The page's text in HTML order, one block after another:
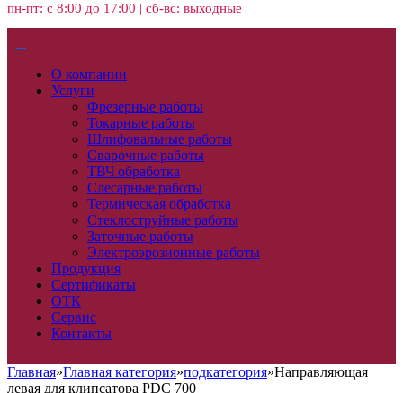
пн-пт: с 8:00 до 17:00 | сб-вс: выходные
О компании
Услуги
Фрезерные работы
Токарные работы
Шлифовальные работы
Сварочные работы
ТВЧ обработка
Слесарные работы
Термическая обработка
Стеклоструйные работы
Заточные работы
Электроэрозионные работы
Продукция
Сертификаты
ОТК
Сервис
Контакты
Главная»Главная категория»подкатегория»Направляющая
левая для клипсатора PDC 700